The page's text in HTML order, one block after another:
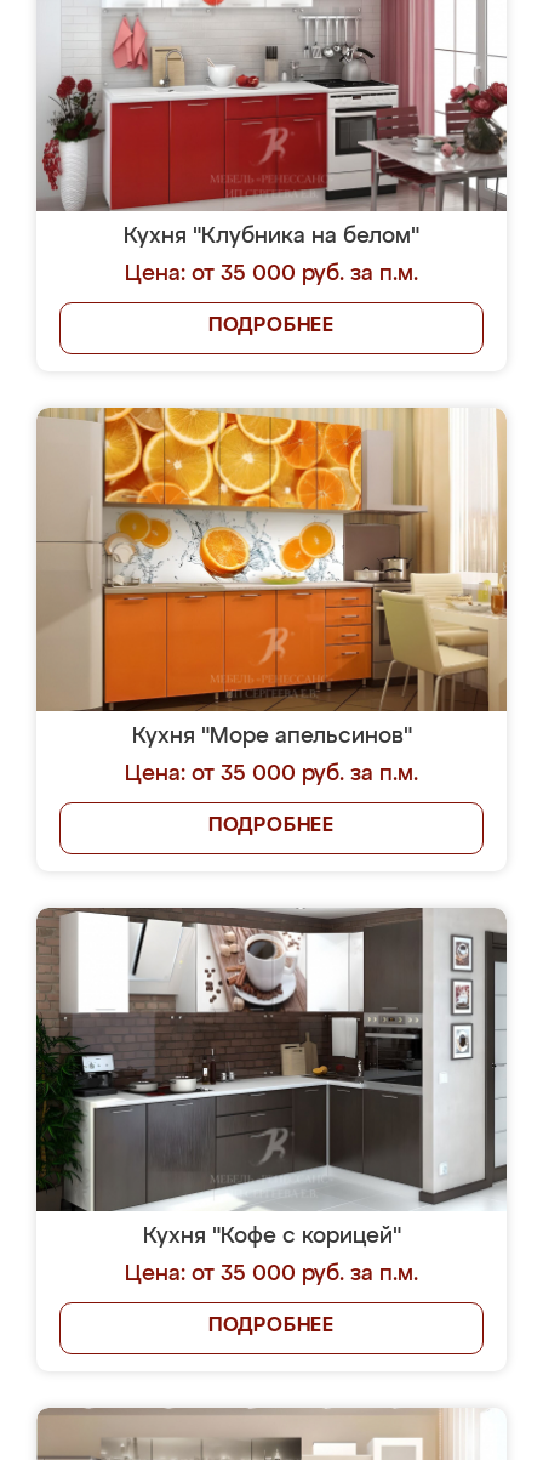
Кухня "Клубника на белом"
Цена: от 35 000 руб. за п.м.
ПОДРОБНЕЕ
Кухня "Море апельсинов"
Цена: от 35 000 руб. за п.м.
ПОДРОБНЕЕ
Кухня "Кофе с корицей"
Цена: от 35 000 руб. за п.м.
ПОДРОБНЕЕ